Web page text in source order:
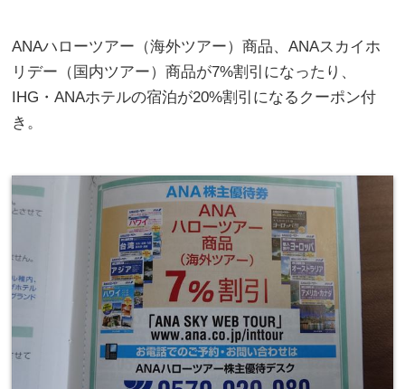
ANAハローツアー（海外ツアー）商品、ANAスカイホ
リデー（国内ツアー）商品が7%割引になったり、
IHG・ANAホテルの宿泊が20%割引になるクーポン付
き。